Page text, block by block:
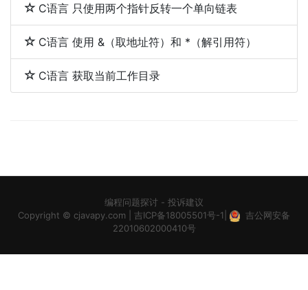
C语言 只使用两个指针反转一个单向链表
C语言 使用 &（取地址符）和 *（解引用符）
C语言 获取当前工作目录
编程问题探讨 - 投诉建议
Copyright © cjavapy.com 吉ICP备18005501号-1
吉公网安备
22010602000410号